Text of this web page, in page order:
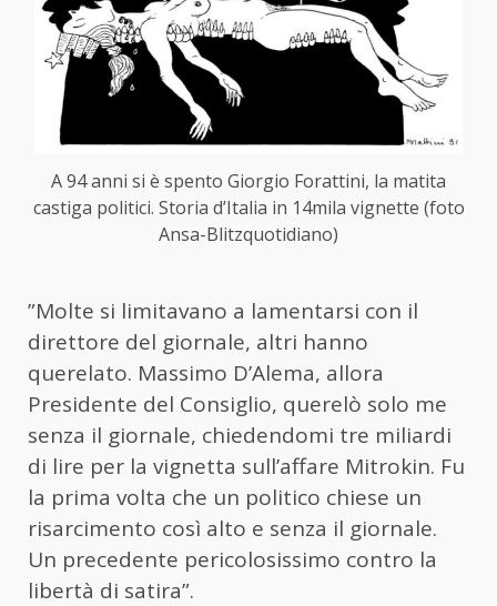
A 94 anni si è spento Giorgio Forattini, la matita
castiga politici. Storia d’Italia in 14mila vignette (foto
Ansa-Blitzquotidiano)
”Molte si limitavano a lamentarsi con il
direttore del giornale, altri hanno
querelato. Massimo D’Alema, allora
Presidente del Consiglio, querelò solo me
senza il giornale, chiedendomi tre miliardi
di lire per la vignetta sull’affare Mitrokin. Fu
la prima volta che un politico chiese un
risarcimento così alto e senza il giornale.
Un precedente pericolosissimo contro la
libertà di satira”.